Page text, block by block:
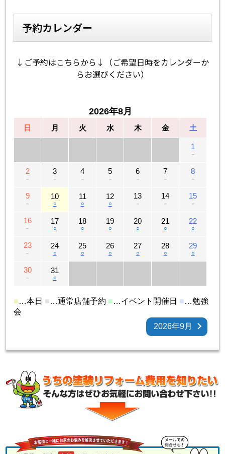
予約カレンダー
↓ご予約はこちらから↓（ご希望日時をカレンダーか
らお選びください）
2026年8月
日 月 火 水 木 金 土
1
－
2
－
3
－
4
－
5
－
6
－
7
－
8
－
9
－
10
○
11
○
12
○
13
－
14
－
15
－
16
－
17
○
18
○
19
○
20
○
21
○
22
○
23
－
24
○
25
○
26
○
27
○
28
○
29
○
30
－
31
○
■…本日 ■ …通常店舗予約 ■…イベント開催日 ■…勉強
会
2026年9月